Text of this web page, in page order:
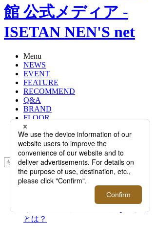
館 公式メディア -
ISETAN NEN'S net
Menu
NEWS
EVENT
FEATURE
RECOMMEND
Q&A
BRAND
FLOOR
RANKING
ONLINE STORE
SERVICE
検索
TOP
メンズの定番財布「長財布・二つ折
とは？